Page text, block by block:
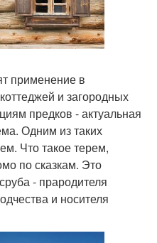
применение в
и загородных
предков - актуальная
Одним из таких
Что такое терем,
по сказкам. Это
- прародителя
и носителя